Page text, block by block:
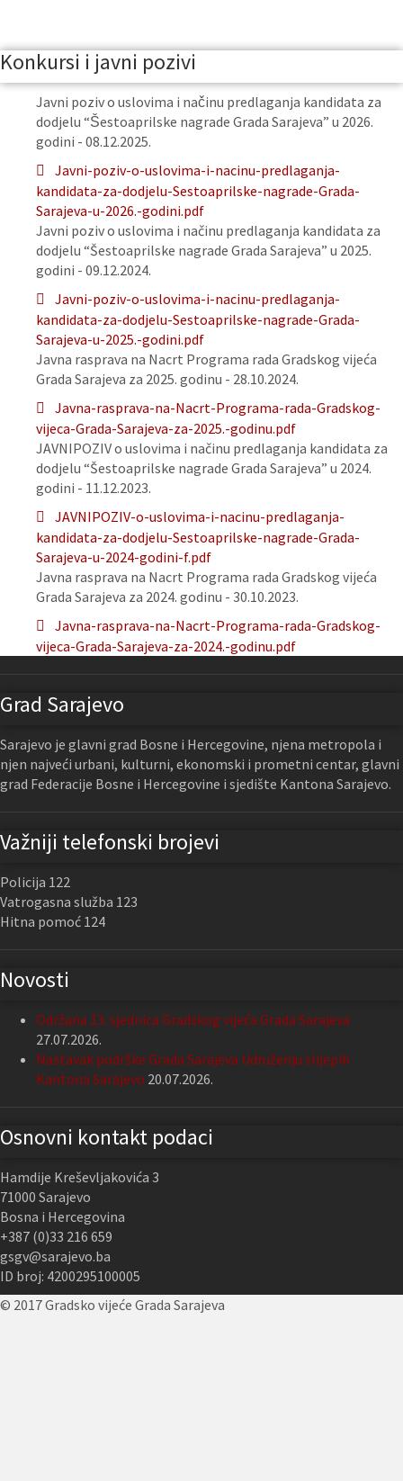
Konkursi i javni pozivi
Javni poziv o uslovima i načinu predlaganja kandidata za
dodjelu “Šestoaprilske nagrade Grada Sarajeva” u 2026.
godini - 08.12.2025.
Javni-poziv-o-uslovima-i-nacinu-predlaganja-
kandidata-za-dodjelu-Sestoaprilske-nagrade-Grada-
Sarajeva-u-2026.-godini.pdf
Javni poziv o uslovima i načinu predlaganja kandidata za
dodjelu “Šestoaprilske nagrade Grada Sarajeva” u 2025.
godini - 09.12.2024.
Javni-poziv-o-uslovima-i-nacinu-predlaganja-
kandidata-za-dodjelu-Sestoaprilske-nagrade-Grada-
Sarajeva-u-2025.-godini.pdf
Javna rasprava na Nacrt Programa rada Gradskog vijeća
Grada Sarajeva za 2025. godinu - 28.10.2024.
Javna-rasprava-na-Nacrt-Programa-rada-Gradskog-
vijeca-Grada-Sarajeva-za-2025.-godinu.pdf
JAVNIPOZIV o uslovima i načinu predlaganja kandidata za
dodjelu “Šestoaprilske nagrade Grada Sarajeva” u 2024.
godini - 11.12.2023.
JAVNIPOZIV-o-uslovima-i-nacinu-predlaganja-
kandidata-za-dodjelu-Sestoaprilske-nagrade-Grada-
Sarajeva-u-2024-godini-f.pdf
Javna rasprava na Nacrt Programa rada Gradskog vijeća
Grada Sarajeva za 2024. godinu - 30.10.2023.
Javna-rasprava-na-Nacrt-Programa-rada-Gradskog-
vijeca-Grada-Sarajeva-za-2024.-godinu.pdf
Grad Sarajevo
Sarajevo je glavni grad Bosne i Hercegovine, njena metropola i
njen najveći urbani, kulturni, ekonomski i prometni centar, glavni
grad Federacije Bosne i Hercegovine i sjedište Kantona Sarajevo.
Važniji telefonski brojevi
Policija 122
Vatrogasna služba 123
Hitna pomoć 124
Novosti
Održana 13. sjednica Gradskog vijeća Grada Sarajeva
27.07.2026.
Nastavak podrške Grada Sarajeva Udruženju slijepih
Kantona Sarajevo 20.07.2026.
Osnovni kontakt podaci
Hamdije Kreševljakovića 3
71000 Sarajevo
Bosna i Hercegovina
+387 (0)33 216 659
gsgv@sarajevo.ba
ID broj: 4200295100005
© 2017 Gradsko vijeće Grada Sarajeva